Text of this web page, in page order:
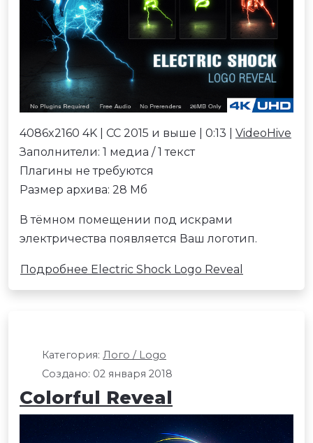
4086x2160 4K | CC 2015 и выше | 0:13 | VideoHive
Заполнители: 1 медиа / 1 текст
Плагины не требуются
Размер архива: 28 Мб
В тёмном помещении под искрами
электричества появляется Ваш логотип.
Подробнее Electric Shock Logo Reveal
Категория: Лого / Logo
Создано: 02 января 2018
Colorful Reveal